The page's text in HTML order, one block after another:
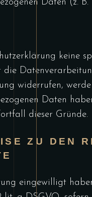
Daten (z.
keine
widerrufen,
Daten
dieser Gründe.
ZU DEN
eingewilligt